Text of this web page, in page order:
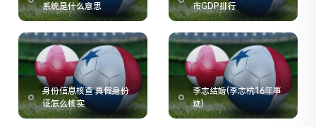
系统是什么意思
市GDP排行
身份信息核查 真假身份
证怎么核实
李志结婚(李志杭16年事
迹)